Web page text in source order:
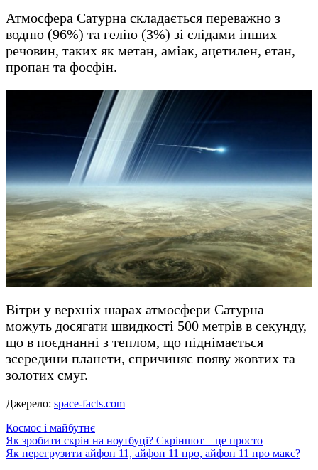
Атмосфера Сатурна складається переважно з
водню (96%) та гелію (3%) зі слідами інших
речовин, таких як метан, аміак, ацетилен, етан,
пропан та фосфін.
Вітри у верхніх шарах атмосфери Сатурна
можуть досягати швидкості 500 метрів в секунду,
що в поєднанні з теплом, що піднімається
зсередини планети, спричиняє появу жовтих та
золотих смуг.
Джерело: space-facts.com
Космос і майбутнє
Навігація
записів
Як зробити скрін на ноутбуці? Скріншот – це просто
Як перегрузити айфон 11, айфон 11 про, айфон 11 про макс?